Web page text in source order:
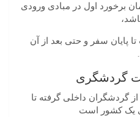
برخورد اول در مبادی ورودی
پایان سفر و حتی بعد از آن
گردشگری
گردشگران داخلی گرفته تا
یک کشور است